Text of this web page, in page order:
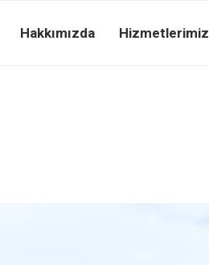
Hakkımızda Hizmetlerimiz